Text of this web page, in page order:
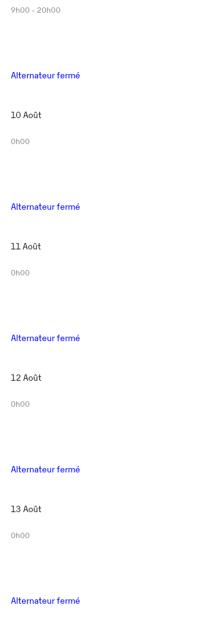
9h00 - 20h00
Alternateur fermé
10 Août
0h00
Alternateur fermé
11 Août
0h00
Alternateur fermé
12 Août
0h00
Alternateur fermé
13 Août
0h00
Alternateur fermé